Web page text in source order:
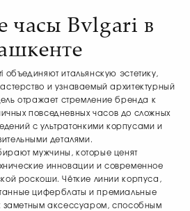
часы Bvlgari в
итальянскую эстетику,
и узнаваемый архитектурный
отражает стремление бренда к
повседневных часов до сложных
с ультратонкими корпусами и
деталями.
мужчины, которые ценят
инновации и современное
роскоши. Чёткие линии корпуса,
циферблаты и премиальные
заметным аксессуаром, способным